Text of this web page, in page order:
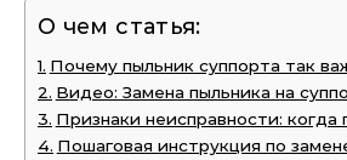
О чем статья:
Почему пыльник суппорта так
Видео: Замена пыльника на
Признаки неисправности: когда
Пошаговая инструкция по